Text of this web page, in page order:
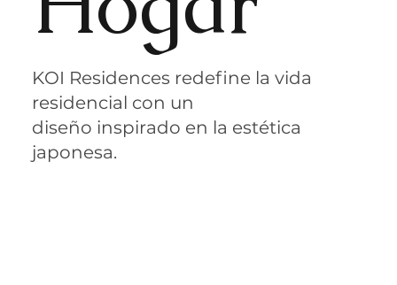
KOI Residences redefine la vida
residencial con un
diseño inspirado en la estética
japonesa.